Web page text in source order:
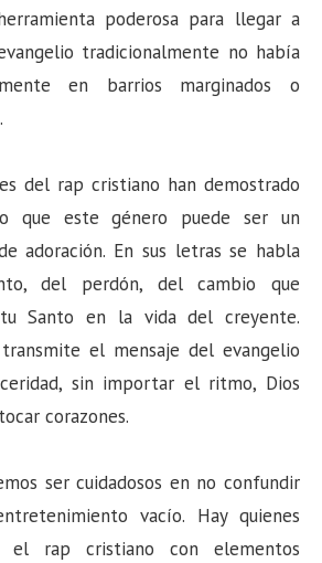
poderosa para llegar a
tradicionalmente no había
en barrios marginados o
del rap cristiano han demostrado
que este género puede ser un
adoración. En sus letras se habla
del perdón, del cambio que
Santo en la vida del creyente.
el mensaje del evangelio
sin importar el ritmo, Dios
corazones.
ser cuidadosos en no confundir
vacío. Hay quienes
el rap cristiano con elementos